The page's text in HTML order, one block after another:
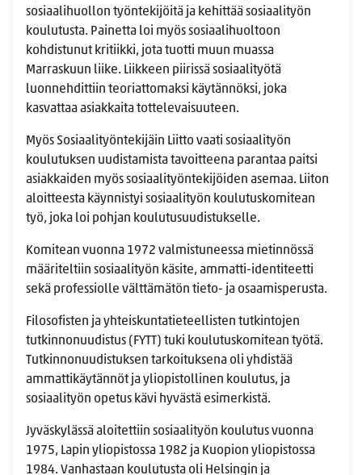
sosiaalihuollon työntekijöitä ja kehittää sosiaalityön
koulutusta. Painetta loi myös sosiaalihuoltoon
kohdistunut kritiikki, jota tuotti muun muassa
Marraskuun liike. Liikkeen piirissä sosiaalityötä
luonnehdittiin teoriattomaksi käytännöksi, joka
kasvattaa asiakkaita tottelevaisuuteen.
Myös Sosiaalityöntekijäin Liitto vaati sosiaalityön
koulutuksen uudistamista tavoitteena parantaa paitsi
asiakkaiden myös sosiaalityöntekijöiden asemaa. Liiton
aloitteesta käynnistyi sosiaalityön koulutuskomitean
työ, joka loi pohjan koulutusuudistukselle.
Komitean vuonna 1972 valmistuneessa mietinnössä
määriteltiin sosiaalityön käsite, ammatti-identiteetti
sekä professiolle välttämätön tieto- ja osaamisperusta.
Filosofisten ja yhteiskuntatieteellisten tutkintojen
tutkinnonuudistus (FYTT) tuki koulutuskomitean työtä.
Tutkinnonuudistuksen tarkoituksena oli yhdistää
ammattikäytännöt ja yliopistollinen koulutus, ja
sosiaalityön opetus kävi hyvästä esimerkistä.
Jyväskylässä aloitettiin sosiaalityön koulutus vuonna
1975, Lapin yliopistossa 1982 ja Kuopion yliopistossa
1984. Vanhastaan koulutusta oli Helsingin ja